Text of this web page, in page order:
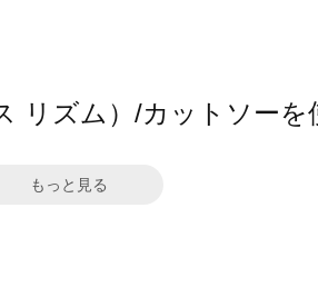
リズム）/カットソー
もっと見る